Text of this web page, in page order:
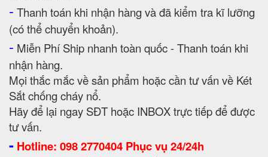
- Thanh toán khi nhận hàng và đã kiểm tra kĩ lưỡng
(có thể chuyển khoản).
- Miễn Phí Ship nhanh toàn quốc - Thanh toán khi
nhận hàng.
Mọi thắc mắc về sản phẩm hoặc cần tư vấn về Két
Sắt chống cháy nổ.
Hãy để lại ngay SĐT hoặc INBOX trực tiếp để được
tư vấn.
- Hotline: 098 2770404 Phục vụ 24/24h